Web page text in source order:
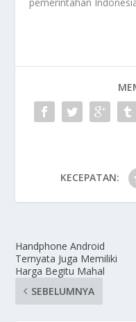
KECEPATAN:
Handphone Android
Ternyata Juga Memiliki
Harga Begitu Mahal
SEBELUMNYA